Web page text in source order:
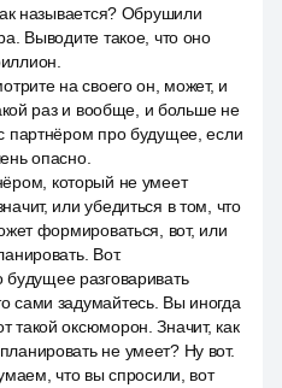
называется? Обрушили
Выводите такое, что оно
на своего он, может, и
раз и вообще, и больше не
партнёром про будущее, если
опасно.
который не умеет
или убедиться в том, что
формироваться, вот, или
Вот.
разговаривать
сами задумайтесь. Вы иногда
такой оксюморон. Значит, как
не умеет? Ну вот.
что вы спросили, вот